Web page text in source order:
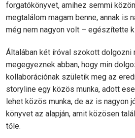
forgatókönyvet, amihez semmi
megtalálom magam benne, annak is
még nem nagyon volt – egészítette
Általában két íróval szokott dolgozni
megegyeznek abban, hogy min
kollaborációnak születik meg az
storyline egy közös munka, adott
lehet közös munka, de az is nagyon
könyvet az alapján, amit közösen
tőle.